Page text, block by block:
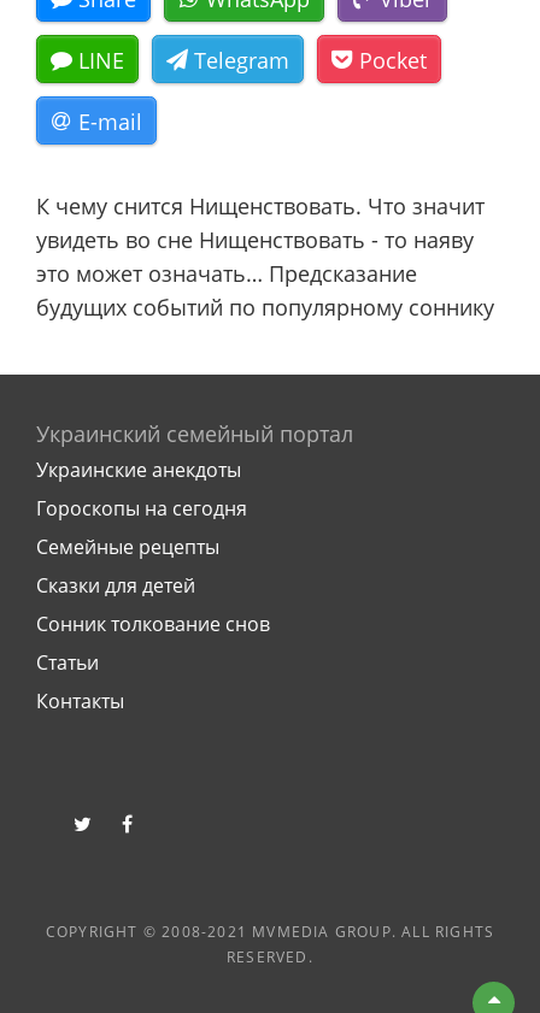
LINE Telegram Pocket
E-mail
К чему снится Нищенствовать. Что значит
увидеть во сне Нищенствовать - то наяву
это может означать… Предсказание
будущих событий по популярному соннику
Украинский семейный портал
Украинские анекдоты
Гороскопы на сегодня
Семейные рецепты
Сказки для детей
Сонник толкование снов
Статьи
Контакты
twitter
COPYRIGHT © 2008-2021 MVMEDIA GROUP. ALL RIGHTS
RESERVED.